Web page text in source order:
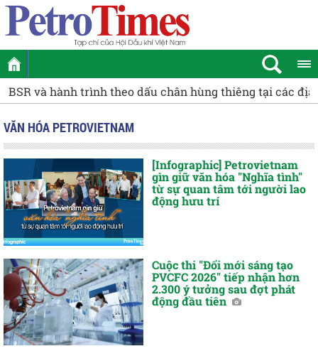
và hành trình theo dấu chân hùng thiêng tại các địa chỉ
VĂN HÓA PETROVIETNAM
[Infographic] Petrovietnam
gìn giữ văn hóa "Nghĩa tình"
từ sự quan tâm tới người lao
động hưu trí
Cuộc thi "Đổi mới sáng tạo
PVCFC 2026" tiếp nhận hơn
2.300 ý tưởng sau đợt phát
động đầu tiên